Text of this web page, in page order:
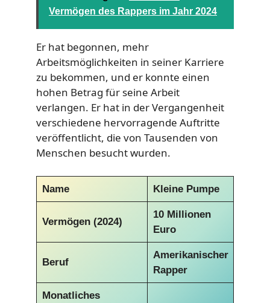
Vermögen des Rappers im Jahr 2024
Er hat begonnen, mehr
Arbeitsmöglichkeiten in seiner Karriere
zu bekommen, und er konnte einen
hohen Betrag für seine Arbeit
verlangen. Er hat in der Vergangenheit
verschiedene hervorragende Auftritte
veröffentlicht, die von Tausenden von
Menschen besucht wurden.
Name Kleine Pumpe
Vermögen (2024)
10 Millionen
Euro
Beruf
Amerikanischer
Rapper
Monatliches